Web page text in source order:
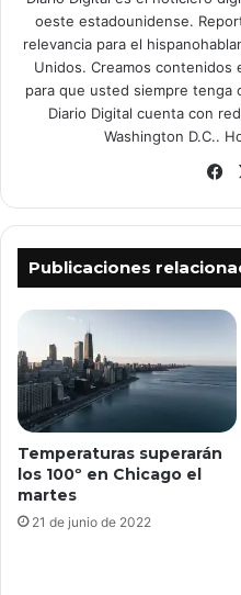
oeste estadounidense.
relevancia para el
Unidos. Creamos
para que usted siempre tenga
Diario Digital cuenta con
Washington D.C..
Publicaciones
Temperaturas superarán
los 100º en Chicago el
martes
21 de junio de 2022